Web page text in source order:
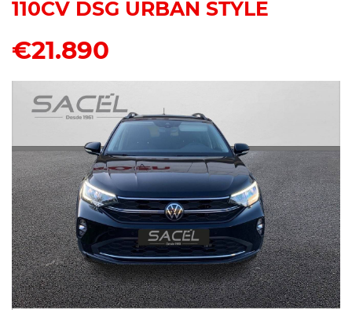
110CV DSG URBAN STYLE
€21.890